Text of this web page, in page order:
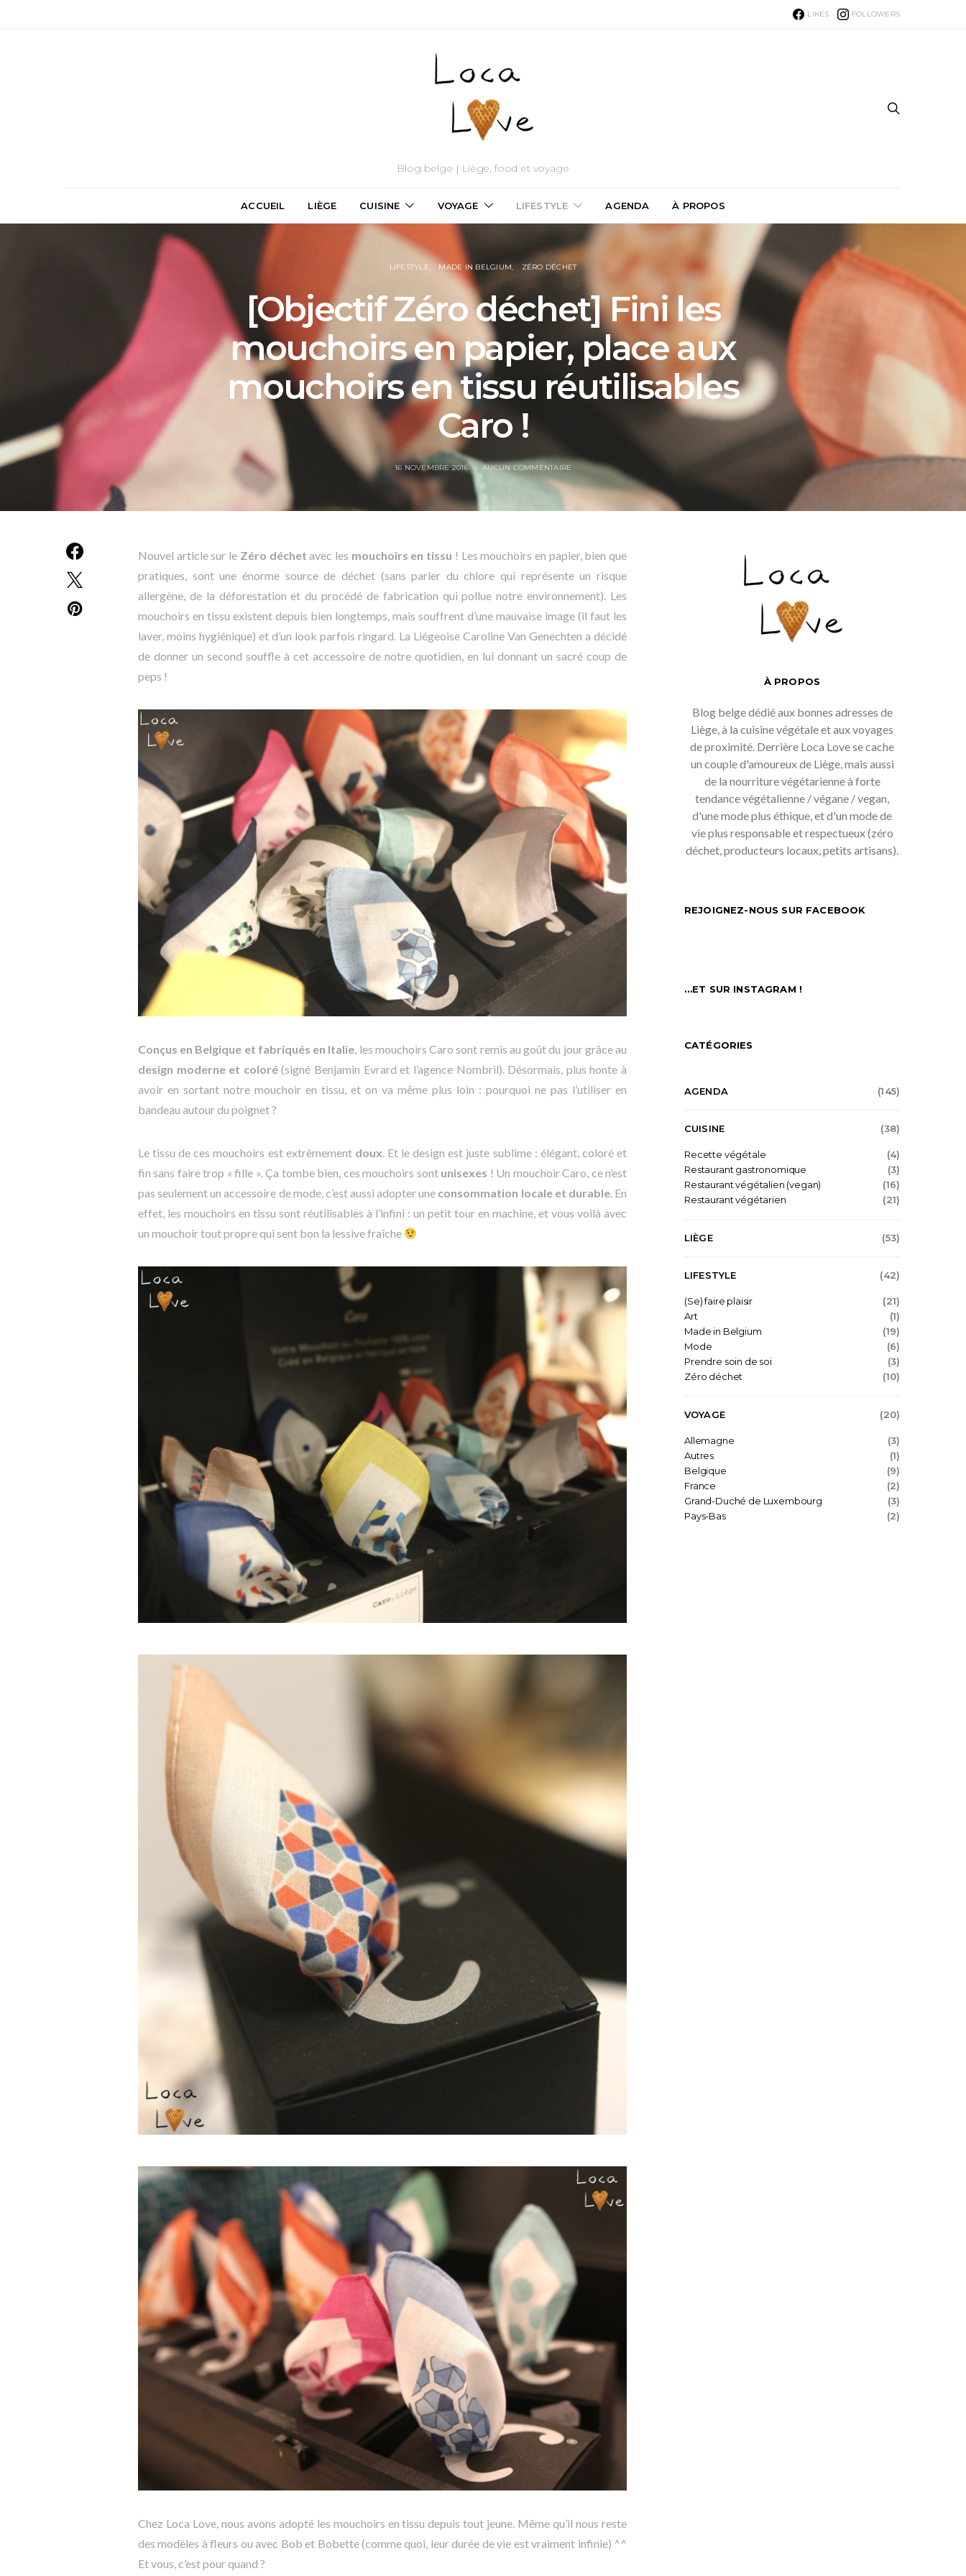
LIKES FOLLOWERS
Blog belge | Liège, food et voyage
ACCUEIL LIÈGE CUISINE VOYAGE LIFESTYLE AGENDA À PROPOS
LIFESTYLE MADE IN BELGIUM ZÉRO DÉCHET
[Objectif Zéro déchet] Fini les
mouchoirs en papier, place aux
mouchoirs en tissu réutilisables
Caro !
16 NOVEMBRE 2016 AUCUN COMMENTAIRE
Nouvel article sur le Zéro déchet avec les mouchoirs en tissu ! Les mouchoirs en papier, bien que
pratiques, sont une énorme source de déchet (sans parler du chlore qui représente un risque
allergène, de la déforestation et du procédé de fabrication qui pollue notre environnement). Les
mouchoirs en tissu existent depuis bien longtemps, mais souffrent d’une mauvaise image (il faut les
laver, moins hygiénique) et d’un look parfois ringard. La Liégeoise Caroline Van Genechten a décidé
de donner un second souffle à cet accessoire de notre quotidien, en lui donnant un sacré coup de
peps !
Conçus en Belgique et fabriqués en Italie, les mouchoirs Caro sont remis au goût du jour grâce au
design moderne et coloré(signé Benjamin Evrard et l’agence Nombril). Désormais, plus honte à
avoir en sortant notre mouchoir en tissu, et on va même plus loin : pourquoi ne pas l’utiliser en
bandeau autour du poignet ?
Le tissu de ces mouchoirs est extrêmement doux. Et le design est juste sublime : élégant, coloré et
fin sans faire trop « fille ». Ça tombe bien, ces mouchoirs sont unisexes ! Un mouchoir Caro, ce n’est
pas seulement un accessoire de mode, c’est aussi adopter une consommation locale et durable. En
effet, les mouchoirs en tissu sont réutilisables à l’infini : un petit tour en machine, et vous voilà avec
un mouchoir tout propre qui sent bon la lessive fraîche
Chez Loca Love, nous avons adopté les mouchoirs en tissu depuis tout jeune. Même qu’il nous reste
des modèles à fleurs ou avec Bob et Bobette (comme quoi, leur durée de vie est vraiment infinie) ^^
Et vous, c’est pour quand ?
À PROPOS
Blog belge dédié aux bonnes adresses de
Liège, à la cuisine végétale et aux voyages
de proximité. Derrière Loca Love se cache
un couple d'amoureux de Liège, mais aussi
de la nourriture végétarienne à forte
tendance végétalienne / végane / vegan,
d'une mode plus éthique, et d'un mode de
vie plus responsable et respectueux (zéro
déchet, producteurs locaux, petits artisans).
REJOIGNEZ-NOUS SUR FACEBOOK
…ET SUR INSTAGRAM !
CATÉGORIES
AGENDA (145)
CUISINE (38)
Recette végétale
(4)
Restaurant gastronomique
(3)
Restaurant végétalien (vegan)
(16)
Restaurant végétarien
(21)
LIÈGE (53)
LIFESTYLE (42)
(Se) faire plaisir
(21)
Art
(1)
Made in Belgium
(19)
Mode
(6)
Prendre soin de soi
(3)
Zéro déchet
(10)
VOYAGE (20)
Allemagne
(3)
Autres
(1)
Belgique
(9)
France
(2)
Grand-Duché de Luxembourg
(3)
Pays-Bas
(2)